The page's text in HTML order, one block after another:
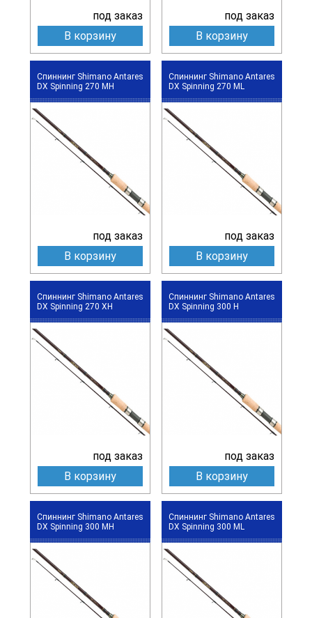
под заказ
В корзину
под заказ
В корзину
Спиннинг Shimano Antares
DX Spinning 270 MH
под заказ
В корзину
Спиннинг Shimano Antares
DX Spinning 270 ML
под заказ
В корзину
Спиннинг Shimano Antares
DX Spinning 270 XH
под заказ
В корзину
Спиннинг Shimano Antares
DX Spinning 300 H
под заказ
В корзину
Спиннинг Shimano Antares
DX Spinning 300 MH
Спиннинг Shimano Antares
DX Spinning 300 ML